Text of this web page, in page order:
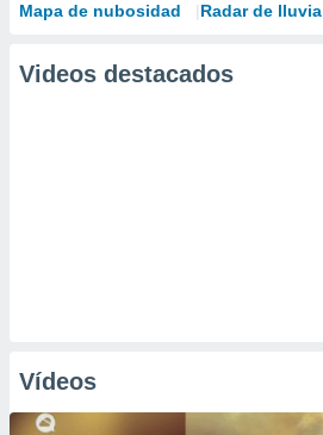
Mapa de nubosidad Radar de lluvia
Videos destacados
Vídeos